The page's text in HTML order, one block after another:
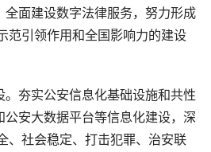
全面建设数字法律服务，努力形成
范引领作用和全国影响力的建设
。夯实公安信息化基础设施和共性
公安大数据平台等信息化建设，深
、社会稳定、打击犯罪、治安联